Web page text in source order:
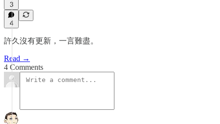
3
4
許久沒有更新，一言難盡。
Read →
4 Comments